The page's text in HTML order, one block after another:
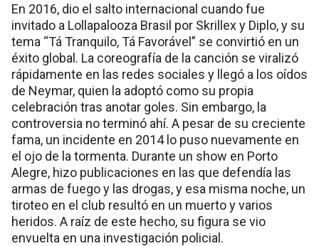
En 2016, dio el salto internacional cuando fue
invitado a Lollapalooza Brasil por Skrillex y Diplo, y su
tema “Tá Tranquilo, Tá Favorável” se convirtió en un
éxito global. La coreografía de la canción se viralizó
rápidamente en las redes sociales y llegó a los oídos
de Neymar, quien la adoptó como su propia
celebración tras anotar goles. Sin embargo, la
controversia no terminó ahí. A pesar de su creciente
fama, un incidente en 2014 lo puso nuevamente en
el ojo de la tormenta. Durante un show en Porto
Alegre, hizo publicaciones en las que defendía las
armas de fuego y las drogas, y esa misma noche, un
tiroteo en el club resultó en un muerto y varios
heridos. A raíz de este hecho, su figura se vio
envuelta en una investigación policial.